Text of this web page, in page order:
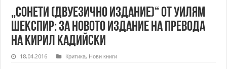
„Сонети (двуезично издание)“ от Уилям
Шекспир: За новото издание на превода
на Кирил Кадийски
18.04.2016 Критика, Нови книги